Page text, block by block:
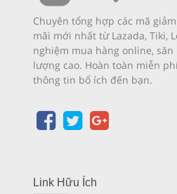
Chuyên tổng hợp các mã
mãi mới nhất từ Lazada, Tiki,
nghiệm mua hàng online,
lượng cao. Hoàn toàn miễn
thông tin bổ ích đến bạn.
Link Hữu Ích